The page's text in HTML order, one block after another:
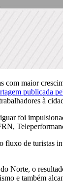
maior
publicada
à
foi
de turistas
Norte, o
e também